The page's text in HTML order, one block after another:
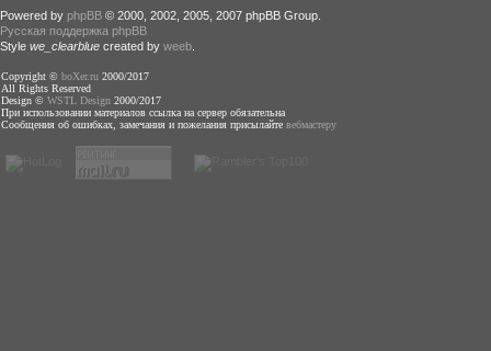
Powered by phpBB © 2000, 2002, 2005, 2007 phpBB Group.
Русская поддержка phpBB
Style we_clearblue created by weeb
Copyright © boXer.ru 2000/2017
All Rights Reserved
Design © WSTL Design 2000/2017
При использовании материалов ссылка на сервер обязательна
Сообщения об ошибках, замечания и пожелания присылайте вебмастеру